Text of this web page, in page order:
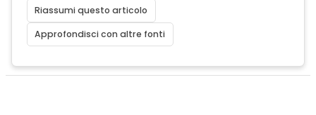
Riassumi questo articolo
Approfondisci con altre fonti